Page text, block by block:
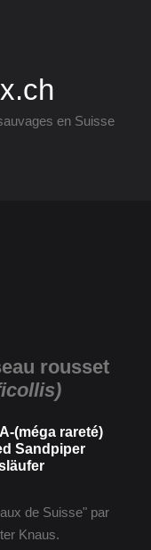
en Suisse
rousset
A-(méga rareté)
Sandpiper
de Suisse" par
Knaus.